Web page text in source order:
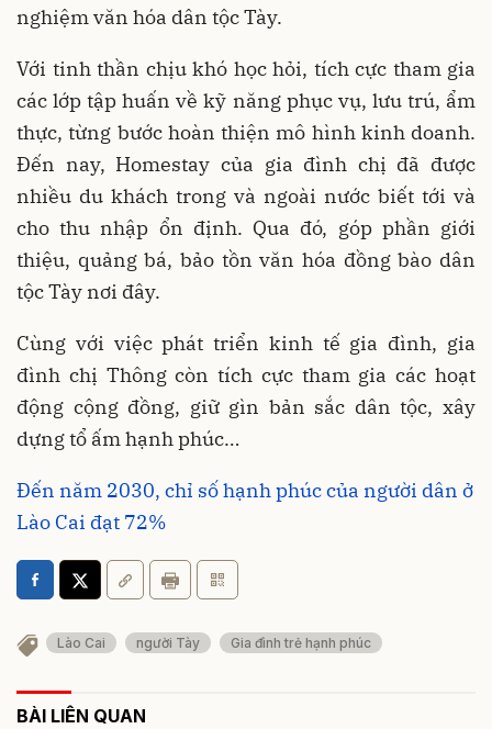
nghiệm văn hóa dân tộc Tày.
Với tinh thần chịu khó học hỏi, tích cực tham gia
các lớp tập huấn về kỹ năng phục vụ, lưu trú, ẩm
thực, từng bước hoàn thiện mô hình kinh doanh.
Đến nay, Homestay của gia đình chị đã được
nhiều du khách trong và ngoài nước biết tới và
cho thu nhập ổn định. Qua đó, góp phần giới
thiệu, quảng bá, bảo tồn văn hóa đồng bào dân
tộc Tày nơi đây.
Cùng với việc phát triển kinh tế gia đình, gia
đình chị Thông còn tích cực tham gia các hoạt
động cộng đồng, giữ gìn bản sắc dân tộc, xây
dựng tổ ấm hạnh phúc…
Đến năm 2030, chỉ số hạnh phúc của người dân ở
Lào Cai đạt 72%
Lào Cai người Tày Gia đình trẻ hạnh phúc
BÀI LIÊN QUAN